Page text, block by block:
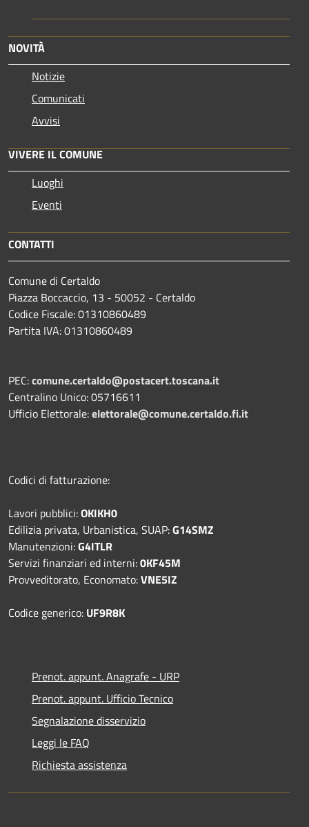
NOVITÀ
Notizie
Comunicati
Avvisi
VIVERE IL COMUNE
Luoghi
Eventi
CONTATTI
Comune di Certaldo
Piazza Boccaccio, 13 - 50052 - Certaldo
Codice Fiscale: 01310860489
Partita IVA: 01310860489
PEC:comune.certaldo@postacert.toscana.it
Centralino Unico: 05716611
Ufficio Elettorale:elettorale@comune.certaldo.fi.it
Codici di fatturazione:
Lavori pubblici:OKIKH0
Edilizia privata, Urbanistica, SUAP:G14SMZ
Manutenzioni:G4ITLR
Servizi finanziari ed interni:0KF45M
Provveditorato, Economato:VNE5IZ
Codice generico: UF9R8K
Prenot. appunt. Anagrafe - URP
Prenot. appunt. Ufficio Tecnico
Segnalazione disservizio
Leggi le FAQ
Richiesta assistenza